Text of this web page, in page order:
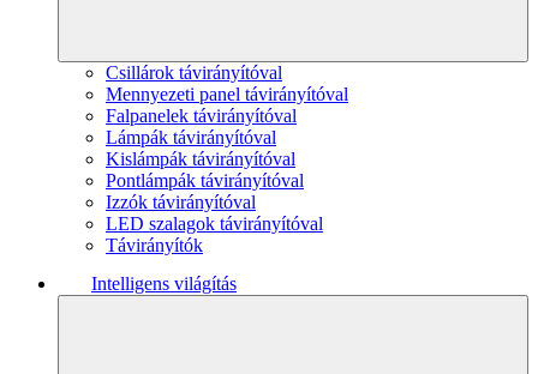
Csillárok távirányítóval
Mennyezeti panel távirányítóval
Falpanelek távirányítóval
Lámpák távirányítóval
Kislámpák távirányítóval
Pontlámpák távirányítóval
Izzók távirányítóval
LED szalagok távirányítóval
Távirányítók
Intelligens világítás